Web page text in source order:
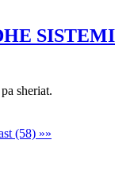
SISTEMI
sheriat.
(58) »»